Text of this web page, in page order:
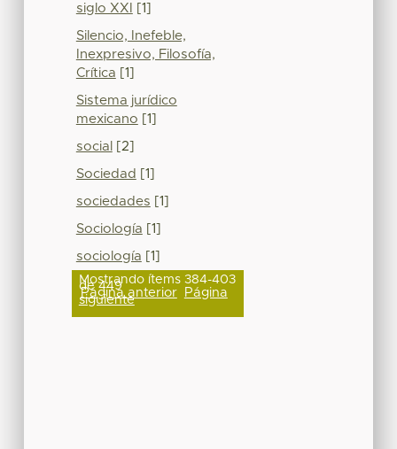
siglo XXI [1]
Silencio, Inefeble,
Inexpresivo, Filosofía,
Crítica [1]
Sistema jurídico
mexicano [1]
social [2]
Sociedad [1]
sociedades [1]
Sociología [1]
sociología [1]
Mostrando ítems 384-403
de 449
Página anterior Página
siguiente